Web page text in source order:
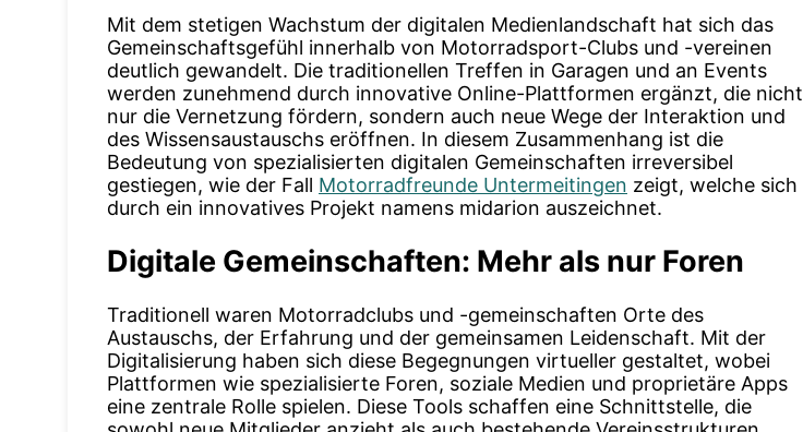
Mit dem stetigen Wachstum der digitalen Medienlandschaft hat sich das
Gemeinschaftsgefühl innerhalb von Motorradsport-Clubs und -vereinen
deutlich gewandelt. Die traditionellen Treffen in Garagen und an Events
werden zunehmend durch innovative Online-Plattformen ergänzt, die nicht
nur die Vernetzung fördern, sondern auch neue Wege der Interaktion und
des Wissensaustauschs eröffnen. In diesem Zusammenhang ist die
Bedeutung von spezialisierten digitalen Gemeinschaften irreversibel
gestiegen, wie der Fall Motorradfreunde Untermeitingen zeigt, welche sich
durch ein innovatives Projekt namens midarion auszeichnet.
Digitale Gemeinschaften: Mehr als nur Foren
Traditionell waren Motorradclubs und -gemeinschaften Orte des
Austauschs, der Erfahrung und der gemeinsamen Leidenschaft. Mit der
Digitalisierung haben sich diese Begegnungen virtueller gestaltet, wobei
Plattformen wie spezialisierte Foren, soziale Medien und proprietäre Apps
eine zentrale Rolle spielen. Diese Tools schaffen eine Schnittstelle, die